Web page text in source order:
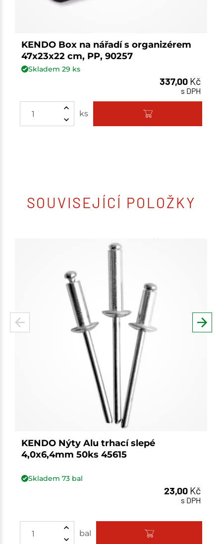
KENDO Box na nářadí s organizérem
47x23x22 cm, PP, 90257
Skladem 29 ks
337,00 Kč
s DPH
ks
SOUVISEJÍCÍ POLOŽKY
KENDO Nýty Alu trhací slepé
4,0x6,4mm 50ks 45615
Skladem 73bal
23,00 Kč
s DPH
bal Množství